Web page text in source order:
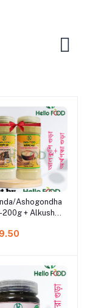
to cart
Ashogondha
200g + Alkushi